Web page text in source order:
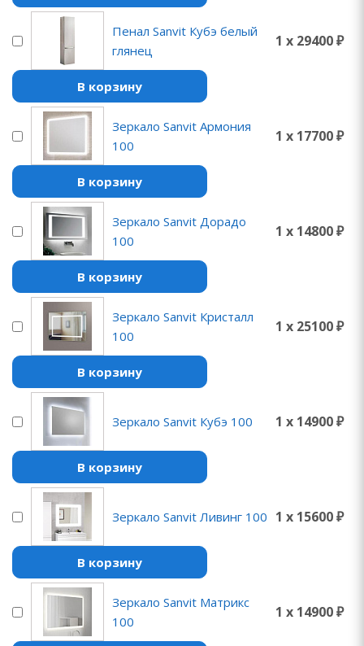
Пенал Sanvit Кубэ белый
глянец
1 x 29400 ₽
В корзину
Зеркало Sanvit Армония
100
1 x 17700 ₽
В корзину
Зеркало Sanvit Дорадо
100
1 x 14800 ₽
В корзину
Зеркало Sanvit Кристалл
100
1 x 25100 ₽
В корзину
Зеркало Sanvit Кубэ 100 1 x 14900 ₽
В корзину
Зеркало Sanvit Ливинг 100 1 x 15600 ₽
В корзину
Зеркало Sanvit Матрикс
100
1 x 14900 ₽